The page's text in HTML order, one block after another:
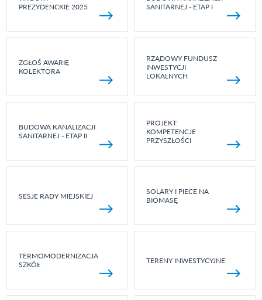
PREZYDENCKIE 2025
SANITARNEJ - ETAP I
ZGŁOŚ AWARIĘ
KOLEKTORA
RZĄDOWY FUNDUSZ
INWESTYCJI
LOKALNYCH
BUDOWA KANALIZACJI
SANITARNEJ - ETAP II
PROJEKT:
KOMPETENCJE
PRZYSZŁOŚCI
SESJE RADY MIEJSKIEJ
SOLARY I PIECE NA
BIOMASĘ
TERMOMODERNIZACJA
SZKÓŁ
TERENY INWESTYCYJNE